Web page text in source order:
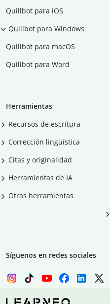
Quillbot para iOS
Quillbot para Windows
Quillbot para macOS
Quillbot para Word
Herramientas
Recursos de escritura
Corrección lingüística
Citas y originalidad
Herramientas de IA
Otras herramientas
Síguenos en redes sociales